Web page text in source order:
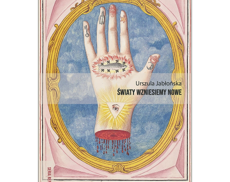
ŚWIATY WZNIESIEMY NOWE
Wprawdzie niektórzy mówią, że świat
taki, jaki znamy, dobiega końca, ale
jednak wciąż są ludzie, którzy chcą
wymyślać go na nowo.
44.00zł 22.00zł